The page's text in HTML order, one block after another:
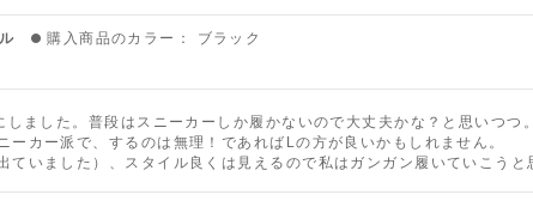
購入商品のカラー： ブラック
ました。普段はスニーカーしか履かないので大丈夫かな？と思いつつ。
ーカー派で、するのは無理！であればLの方が良いかもしれません。
ていました）、スタイル良くは見えるので私はガンガン履いていこうと